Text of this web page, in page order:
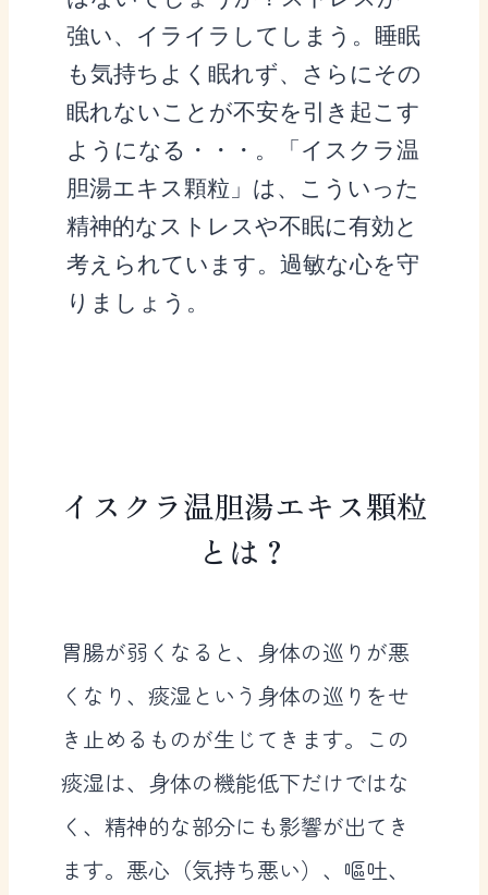
強い、イライラしてしまう。睡眠
も気持ちよく眠れず、さらにその
眠れないことが不安を引き起こす
ようになる・・・。「イスクラ温
胆湯エキス顆粒」は、こういった
精神的なストレスや不眠に有効と
考えられています。過敏な心を守
りましょう。
イスクラ温胆湯エキス顆粒
とは？
胃腸が弱くなると、身体の巡りが悪
くなり、痰湿という身体の巡りをせ
き止めるものが生じてきます。この
痰湿は、身体の機能低下だけではな
く、精神的な部分にも影響が出てき
ます。悪心（気持ち悪い）、嘔吐、